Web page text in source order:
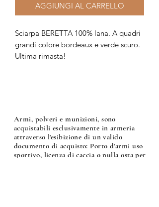
AGGIUNGI AL CARRELLO
Sciarpa BERETTA 100% lana. A quadri
grandi colore bordeaux e verde scuro.
Ultima rimasta!
Armi, polveri e munizioni, sono
acquistabili esclusivamente in armeria
attraverso l'esibizione di un valido
documento di acquisto: Porto d'armi uso
sportivo, licenza di caccia o nulla osta per